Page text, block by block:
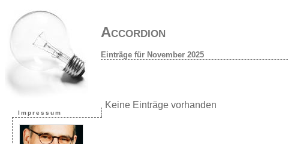
Accordion
Einträge für November 2025
Impressum
Keine Einträge vorhanden